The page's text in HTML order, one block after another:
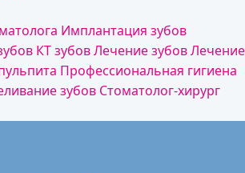
Имплантация зубов
КТ зубовЛечение зубовЛечение
Профессиональная гигиена
зубов Стоматолог-хирург